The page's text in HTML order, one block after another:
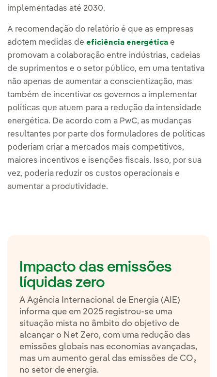
implementadas até 2030.
A recomendação do relatório é que as empresas
adotem medidas de eficiência energética e
promovam a colaboração entre indústrias, cadeias
de suprimentos e o setor público, em uma tentativa
não apenas de aumentar a conscientização, mas
também de incentivar os governos a implementar
políticas que atuem para a redução da intensidade
energética. De acordo com a PwC, as mudanças
resultantes por parte dos formuladores de políticas
poderiam criar a mercados mais competitivos,
maiores incentivos e isenções fiscais. Isso, por sua
vez, poderia reduzir os custos operacionais e
aumentar a produtividade.
Impacto das emissões
líquidas zero
A Agência Internacional de Energia (AIE)
informa que em 2025 registrou-se uma
situação mista no âmbito do objetivo de
alcançar o Net Zero, com uma redução das
emissões globais nas economias avançadas,
mas um aumento geral das emissões de CO₂
no setor de energia.